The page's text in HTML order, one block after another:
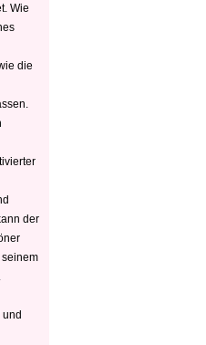
Wie
die
der
und